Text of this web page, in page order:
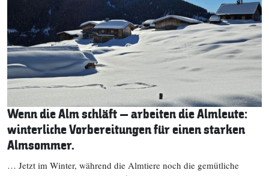
Wenn die Alm schläft – arbeiten die Almleute:
winterliche Vorbereitungen für einen starken
Almsommer.
… Jetzt im Winter, während die Almtiere noch die gemütliche